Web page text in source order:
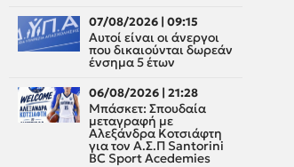
07/08/2026 | 09:15
Αυτοί είναι οι άνεργοι
που δικαιούνται δωρεάν
ένσημα 5 έτων
06/08/2026 | 21:28
Μπάσκετ: Σπουδαία
μεταγραφή με
Αλεξάνδρα Κοτσιάφτη
για τον A.Σ.Π Santorini
BC Sport Acedemies